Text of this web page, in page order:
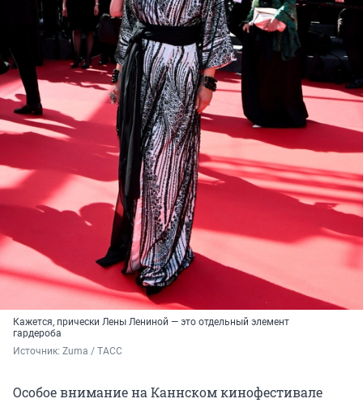
Кажется, прически Лены Лениной — это отдельный элемент
гардероба
Источник: Zuma / ТАСС
Особое внимание на Каннском кинофестивале